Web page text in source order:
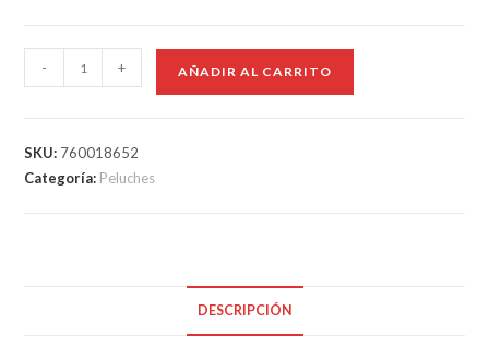
- + AÑADIR AL CARRITO
SKU: 760018652
Categoría: Peluches
DESCRIPCIÓN